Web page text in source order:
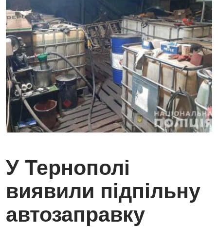
У Тернополі
виявили підпільну
автозаправку